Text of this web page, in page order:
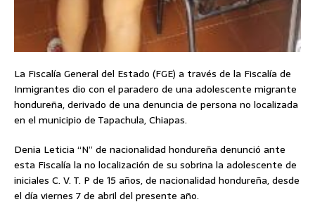
La Fiscalía General del Estado (FGE) a través de la Fiscalía de
Inmigrantes dio con el paradero de una adolescente migrante
hondureña, derivado de una denuncia de persona no localizada
en el municipio de Tapachula, Chiapas.
Denia Leticia “N” de nacionalidad hondureña denunció ante
esta Fiscalía la no localización de su sobrina la adolescente de
iniciales C. V. T. P de 15 años, de nacionalidad hondureña, desde
el día viernes 7 de abril del presente año.